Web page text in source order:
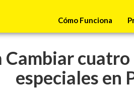
Cómo Funciona
especiales en